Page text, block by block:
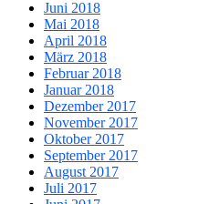
Juni 2018
Mai 2018
April 2018
März 2018
Februar 2018
Januar 2018
Dezember 2017
November 2017
Oktober 2017
September 2017
August 2017
Juli 2017